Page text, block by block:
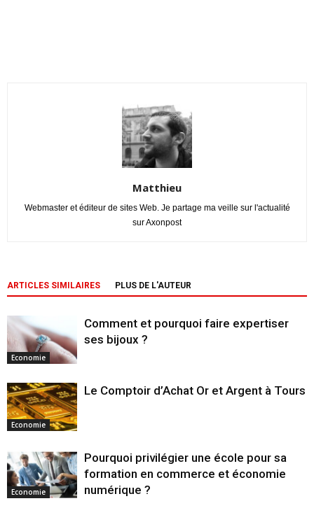
Matthieu
Webmaster et éditeur de sites Web. Je partage ma veille sur l'actualité
sur Axonpost
ARTICLES SIMILAIRES PLUS DE L'AUTEUR
Economie
Comment et pourquoi faire expertiser
ses bijoux ?
Economie
Le Comptoir d’Achat Or et Argent à Tours
Economie
Pourquoi privilégier une école pour sa
formation en commerce et économie
numérique ?